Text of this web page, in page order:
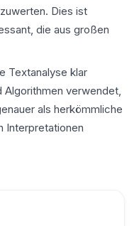
Dies ist
die aus großen
Textanalyse klar
verwendet,
als herkömmliche
Interpretationen